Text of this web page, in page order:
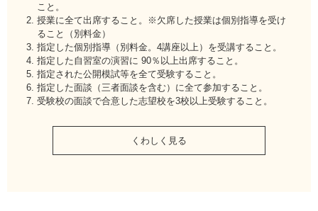
こと。
授業に全て出席すること。※欠席した授業は個別指導を受け
ること（別料金）
指定した個別指導（別料金。4講座以上）を受講すること。
指定した自習室の演習に 90％以上出席すること。
指定された公開模試等を全て受験すること。
指定した面談（三者面談を含む）に全て参加すること。
受験校の面談で合意した志望校を3校以上受験すること。
くわしく見る